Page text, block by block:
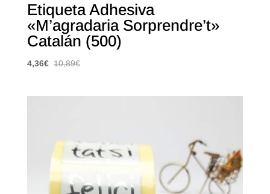
Etiqueta Adhesiva
«M’agradaria Sorprendre’t»
Catalán (500)
4,36€ 10,89€